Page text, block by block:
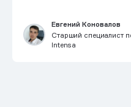
Евгений Коновалов
Старший специалист
Intensa